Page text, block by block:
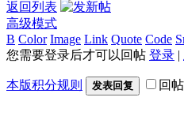
返回列表
高级模式
B Color Image Link Quote Code
您需要登录后才可以回帖 登录 |
本版积分规则 发表回复 回